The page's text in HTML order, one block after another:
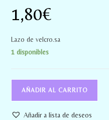
1,80€
Lazo de velcro.sa
1 disponibles
AÑADIR AL CARRITO
Añadir a lista de deseos